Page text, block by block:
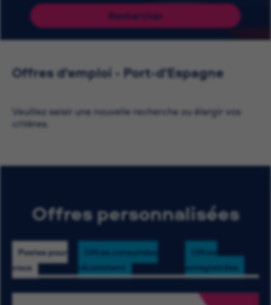
Rechercher
Offres d'emploi - Port-d'Espagne
Veuillez saisir une nouvelle recherche ou élargir vos
critères.
Offres personnalisées
Postes pour
vous
Offres consultées
récemment
Offres
enregistrées